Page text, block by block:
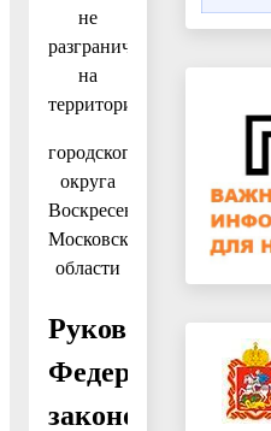
не
разграничена»
на
территории
городского
округа
Воскресенск
Московской
области
Руководствуясь
Федеральным
законом